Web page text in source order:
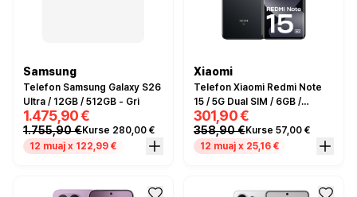
Samsung
Telefon Samsung Galaxy S26
Ultra / 12GB / 512GB - Gri
1.475,90 €
1.755,90 €Kurse 280,00 €
12 muaj x 122,99 €
Xiaomi
Telefon Xiaomi Redmi Note
15 / 5G Dual SIM / 6GB /
128GB - Zezë
301,90 €
358,90 €Kurse 57,00 €
12 muaj x 25,16 €